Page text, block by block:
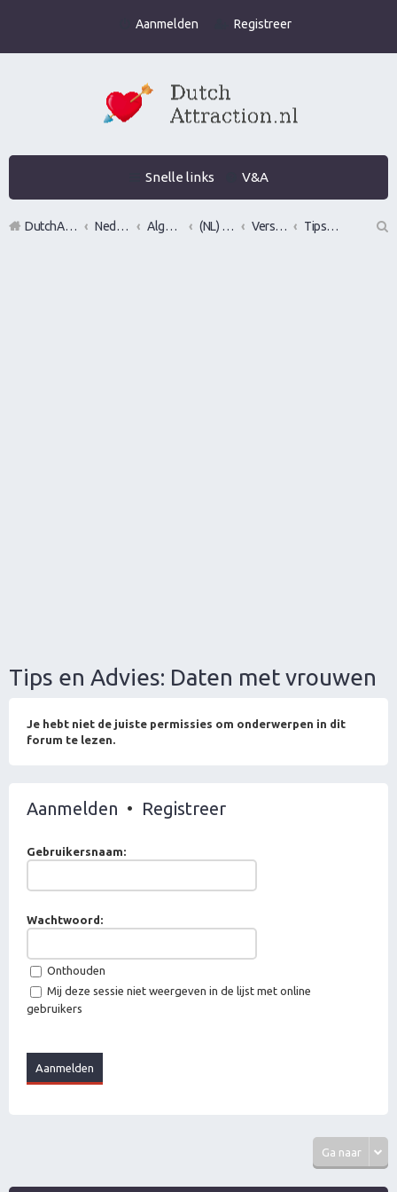
Aanmelden Registreer
Snelle links V&A
DutchAttraction.nl Nederlands grootste Dutch Attraction, Lifestyle, Vrouwen versieren en Pick-Up (PUA) Forum Algemeen (NL) General Seduction/Attraction talk Versiertips over vrouwen versieren, flirten en verleiden
Tips en Advies: Daten met vrouwen
Tips en Advies: Daten met vrouwen
Je hebt niet de juiste permissies om onderwerpen in dit
forum te lezen.
Aanmelden • Registreer
Gebruikersnaam:
Wachtwoord:
Onthouden
Mij deze sessie niet weergeven in de lijst met online
gebruikers
Ga naar